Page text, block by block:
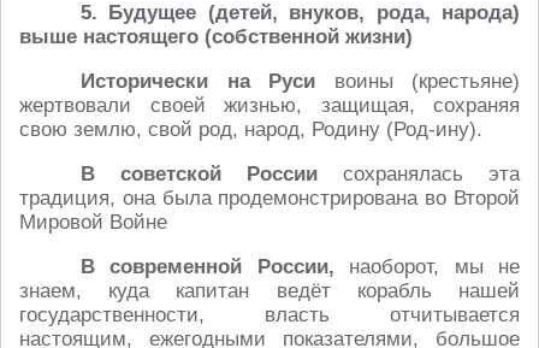
5. Будущее (детей, внуков, рода, народа)
выше настоящего (собственной жизни)
Исторически на Руси воины (крестьяне)
жертвовали своей жизнью, защищая, сохраняя
свою землю, свой род, народ, Родину (Род-ину).
В советской России сохранялась эта
традиция, она была продемонстрирована во Второй
Мировой Войне
В современной России, наоборот, мы не
знаем, куда капитан ведёт корабль нашей
государственности, власть отчитывается
настоящим, ежегодными показателями, большое